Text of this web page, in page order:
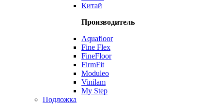
Китай
Производитель
Aquafloor
Fine Flex
FineFloor
FirmFit
Moduleo
Vinilam
My Step
Подложка